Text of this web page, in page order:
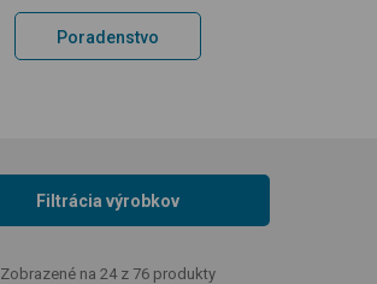
Poradenstvo
Filtrácia výrobkov
Zobrazené na 24 z 76 produkty